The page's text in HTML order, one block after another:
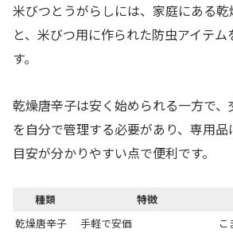
米びつとうがらしには、家庭にある
と、米びつ用に作られた防虫アイテ
す。
乾燥唐辛子は安く始められる一方で
を自分で管理する必要があり、専用
目安が分かりやすい点で便利です。
種類 特徴
乾燥唐辛子
手軽で安価
こ